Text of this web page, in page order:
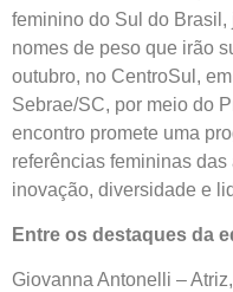
feminino do Sul do
nomes de peso que irão
outubro, no CentroSul,
Sebrae/SC, por meio do
encontro promete uma
referências femininas
inovação, diversidade e
Entre os destaques da
Giovanna Antonelli –